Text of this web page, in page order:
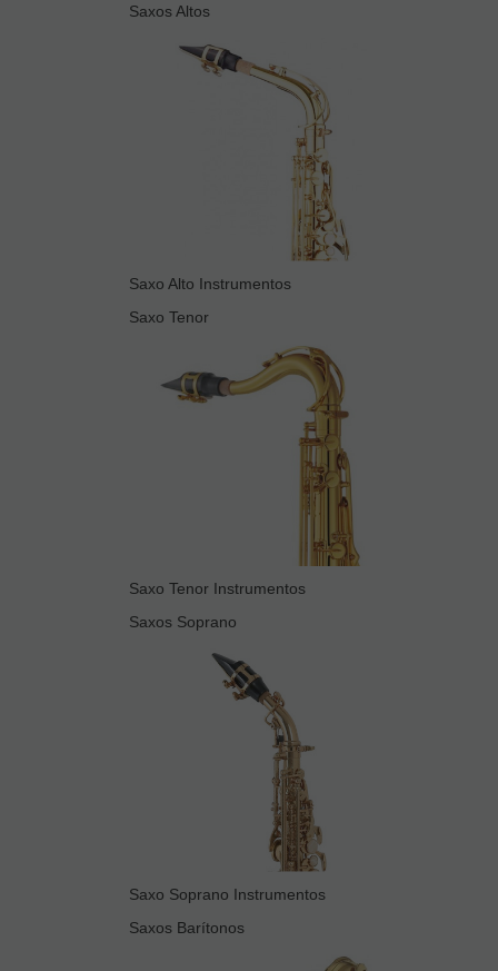
Saxos Altos
Saxo Alto Instrumentos
Saxo Tenor
Saxo Tenor Instrumentos
Saxos Soprano
Saxo Soprano Instrumentos
Saxos Barítonos